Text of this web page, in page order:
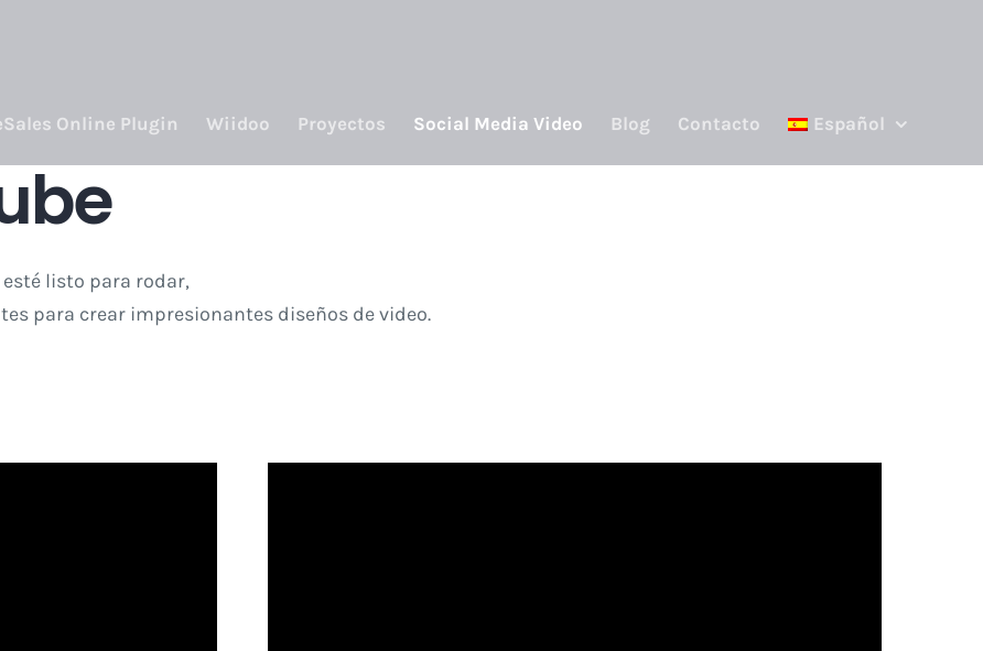
Online Plugin Wiidoo Proyectos Social Media Video Blog Contacto Español
listo para rodar,
para crear impresionantes diseños de video.